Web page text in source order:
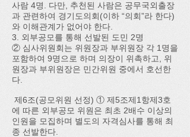
사람 4명. 다만, 추천된 사람은 공무국외출장
과 관련하여 경기도의회(이하 “의회”라 한다)
와 이해관계가 없어야 한다.
3. 외부공모를 통해 선발된 도민 2명
② 심사위원회는 위원장과 부위원장 각 1명을
포함하여 9명으로 하며 의장이 위촉하고, 위
원장과 부위원장은 민간위원 중에서 호선한
다.​
제6조(공모위원 선정) ① 제5조제1항제3호
에 따른 외부공모 위원은 최초 2배수 이상의
인원을 모집하며 별도의 자격심사를 통해 최
종 선발한다.